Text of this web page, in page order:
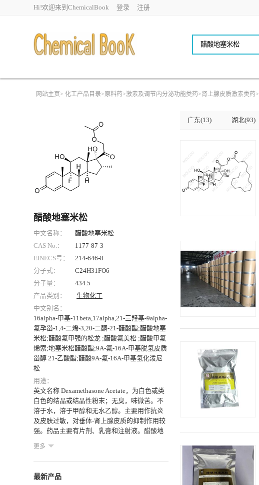
Hi!欢迎来到ChemicalBook 登录 注册
网站主页 > 化工产品目录>原料药>激素及调节内分泌功能类药>肾上腺皮质激素类药>
醋酸地塞米松
中文名称：
醋酸地塞米松
CAS No.：
1177-87-3
EINECS号：
214-646-8
分子式：
C24H31FO6
分子量：
434.5
产品类别：
生物化工
中文别名：
16alpha-甲基-11beta,17alpha,21-三羟基-9alpha-
氟孕甾-1,4-二烯-3,20-二酮-21-醋酸酯;醋酸地塞
米松;醋酸氟甲强的松龙 ;醋酸氟美松 ;醋酸甲氟
烯索;地塞米松醋酸酯;9Α-氟-16Α-甲基脱氢皮质
甾醇 21-乙酸酯;醋酸9Α-氟-16Α-甲基氢化泼尼
松
用途：
英文名称 Dexamethasone Acetate，为白色或类
白色的结晶或结晶性粉末；无臭，味微苦。不
溶于水，溶于甲醇和无水乙醇。主要用作抗炎
及皮肤过敏，对垂体-肾上腺皮质的抑制作用较
强。药品主要有片剂、乳膏和注射液。醋酸地
性疾病。如结缔组织病，严重的支气管哮喘，
皮炎等过敏性疾病，溃疡性结肠炎，急性白血
病，恶性淋巴瘤等。醋酸地塞米松乳膏，适应
症为主要用于过敏性和自身免疫性炎症性疾
更多
最新产品
广东(13) 湖北(93)